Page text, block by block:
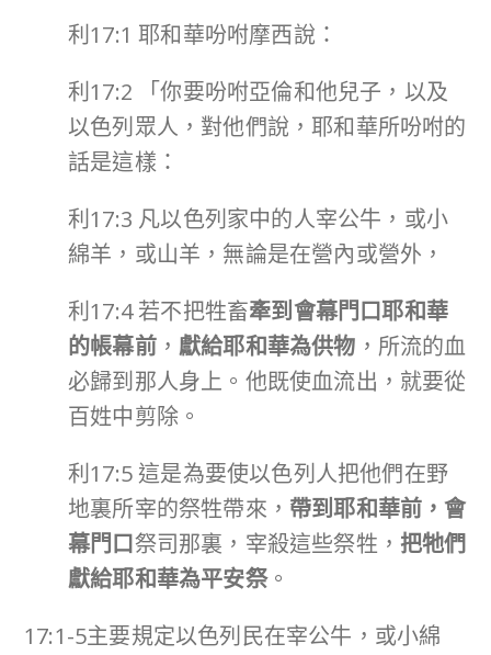
利17:1 耶和華吩咐摩西說：
利17:2 「你要吩咐亞倫和他兒子，以及
以色列眾人，對他們說，耶和華所吩咐的
話是這樣：
利17:3 凡以色列家中的人宰公牛，或小
綿羊，或山羊，無論是在營內或營外，
利17:4 若不把牲畜牽到會幕門口耶和華
的帳幕前，獻給耶和華為供物 ，所流的血
必歸到那人身上。他既使血流出，就要從
百姓中剪除。
利17:5 這是為要使以色列人把他們在野
地裏所宰的祭牲帶來， 帶到耶和華前，會
幕門口祭司那裏，宰殺這些祭牲， 把牠們
獻給耶和華為平安祭。
17:1-5主要規定以色列民在宰公牛，或小綿